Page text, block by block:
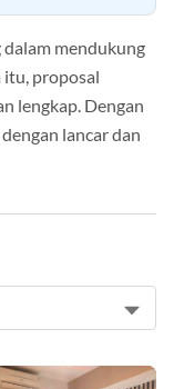
mendukung
itu, proposal
lengkap. Dengan
lancar dan